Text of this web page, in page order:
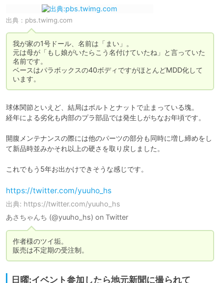
出典： pbs.twimg.com
我が家の1号ドール、名前は「まい」。
元は母が「もし娘がいたらこう名付けていたね」と言っていた
名前です。
ベースはパラボックスの40ボディですがほとんどMDD化して
います。
球体関節といえど、結局はボルトとナットで止まっている塊。
経年による劣化も内部のプラ部品では発生しがちなお年頃です。
開腹メンテナンスの際には他のパーツの部分も同時に増し締めをし
て新品時並みかそれ以上の硬さを取り戻しました。
これでもう5年お出かけできそうな感じです。
https://twitter.com/yuuho_hs
出典: https://twitter.com/yuuho_hs
あさちゃんち (@yuuho_hs) on Twitter
作者様のツイ垢。
販売は不定期の受注制。
日曜:イベント参加したら地元新聞に撮られて